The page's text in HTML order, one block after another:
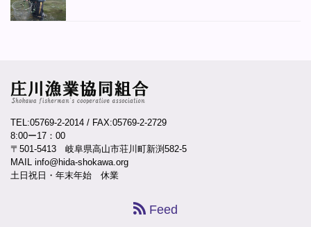
TEL:05769-2-2014 / FAX:05769-2-2729
8:00ー17：00
〒501-5413 岐阜県高山市荘川町新渕582-5
MAIL info@hida-shokawa.org
土日祝日・年末年始 休業
Feed